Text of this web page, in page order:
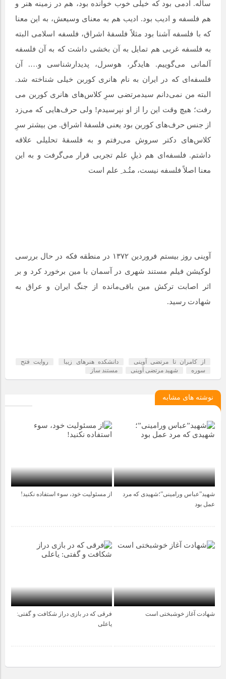
ساله. آدمی بود که خیلی خوب خوانده بود، هم در زمینه هنر و
هم فلسفه و ادیب بود. ادیب هم به معنای وسیعش، به این معنا
که با فلسفه آشنا بود مثلاً فلسفۀ اشراق، فلسفه اسلامی البته
به فلسفه غربی هم تمایل به آن بخشی داشت که به آن فلسفه
آلمانی می­‌گوییم. هایدگر، هوسرل، پدیدارشناسی و…. آن
فلسفه‌ای که در ایران به نام هانری کوربن خیلی شناخته شد.
البته من نمی­‌دانم سیدمرتضی سرِ کلاس‌­های هانری کوربن می­‌
رفت؛ هیچ وقت این را از او نپرسیدم! ولی حرف‌هایی که می‌زد
از جنس حرف‌های کوربن بود یعنی فلسفۀ اشراق. من بیشتر سرِ
کلاس­‌های دکتر سروش می­‌رفتم و به فلسفۀ تحلیلی علاقه
داشتم. فلسفه­‌ای هم ذیلِ علم تجربی قرار می­‌گرفت و به این
معنا اصلاً فلسفه نیست، متُـد ِ علم است
آوینی روز بیستم فروردین ۱۳۷۲ در منطقه فکه در حال بررسی
لوکیشن فیلم مستند شهری در آسمان با مین برخورد کرد و بر
اثر اصابت ترکش مین باقی‌مانده از جنگ ایران و عراق به
شهادت رسید.
از کامران تا مرتضی آوینی دانشکده هنرهای زیبا
روایت فتح
سوره
شهید مرتضی آوینی مستند ساز
نوشته های مشابه
شهید”عباس ورامینی”؛شهیدی که مرد
عمل بود
از مسئولیت خود، سوء استفاده نکنید!
شهادت آغاز خوشبختی است
2 سال قبل
فرقی که در بازی دراز شکافت و گفتی:
یاعلی